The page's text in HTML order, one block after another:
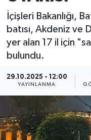
İçişleri Bakanlığı,
batısı, Akdeniz
yer alan 17 il için
bulundu.
29.10.2025 - 12:00
YAYINLANMA